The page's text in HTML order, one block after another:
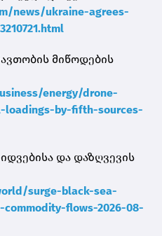
news/ukraine-agrees-
მიწოდების
energy/drone-
by-fifth-sources-
და დაზღვევის
surge-black-sea-
flows-2026-08-